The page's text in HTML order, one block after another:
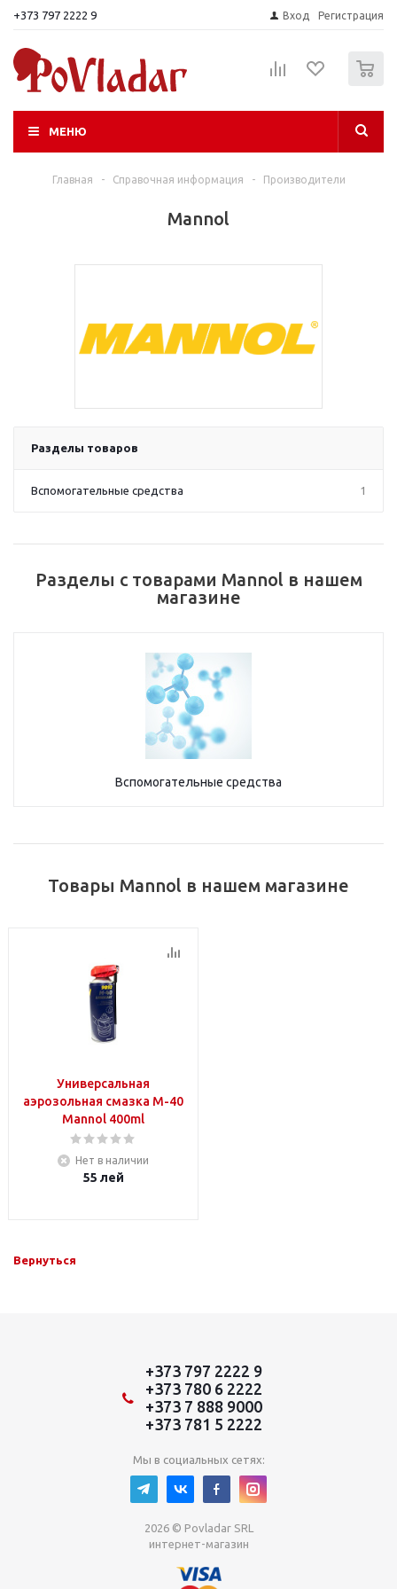
+373 797 2222 9 Вход Регистрация
МЕНЮ
Главная - Справочная информация - Производители
Mannol
Разделы товаров
Вспомогательные средства 1
Разделы с товарами Mannol в нашем
магазине
Вспомогательные средства
Товары Mannol в нашем магазине
Универсальная
аэрозольная смазка M-40
Mannol 400ml
Нет в наличии
55 лей
Вернуться
+373 797 2222 9
+373 780 6 2222
+373 7 888 9000
+373 781 5 2222
Мы в социальных сетях:
2026 © Povladar SRL
интернет-магазин